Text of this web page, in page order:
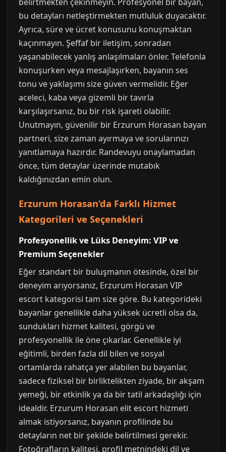
bu detayları netleştirmekten mutluluk duyacaktır.
Ayrıca, süre ve ücret konusunu konuşmaktan
kaçınmayın. Şeffaf bir iletişim, sonradan
yaşanabilecek yanlış anlaşılmaları önler. Telefonla
konuşurken veya mesajlaşırken, bayanın ses
tonu ve yaklaşımı size güven vermelidir. Eğer
aceleci, kaba veya gizemli bir tavırla
karşılaşırsanız, bu bir risk işareti olabilir.
Unutmayın, güvenilir bir Erzurum Horasan bayan
partneri, size zaman ayırmaya ve sorularınızı
yanıtlamaya hazırdır. Randevuyu onaylamadan
önce, tüm detaylar üzerinde mutabık
kaldığınızdan emin olun.
Erzurum Horasan’da Farklı Hizmet
Kategorileri ve Seçenekleri
Profesyonellik ve Lüks Deneyim: VIP ve
Premium Seçenekler
Eğer standart bir buluşmanın ötesinde, özel bir
deneyim arıyorsanız, Erzurum Horasan VIP
escort kategorisi tam size göre. Bu kategorideki
bayanlar genellikle daha yüksek ücretli olsa da,
sundukları hizmet kalitesi, görgü ve
profesyonellik ile öne çıkarlar. Genellikle iyi
eğitimli, birden fazla dil bilen ve sosyal
ortamlarda rahatça yer alabilen bu bayanlar,
sadece fiziksel bir birliktelikten ziyade, bir akşam
yemeği, bir etkinlik ya da bir tatil arkadaşlığı için
idealdir. Erzurum Horasan elit escort hizmeti
almak istiyorsanız, bayanın profilinde bu
detayların net bir şekilde belirtilmesi gerekir.
Fotoğrafların kalitesi, profil metnindeki dil ve